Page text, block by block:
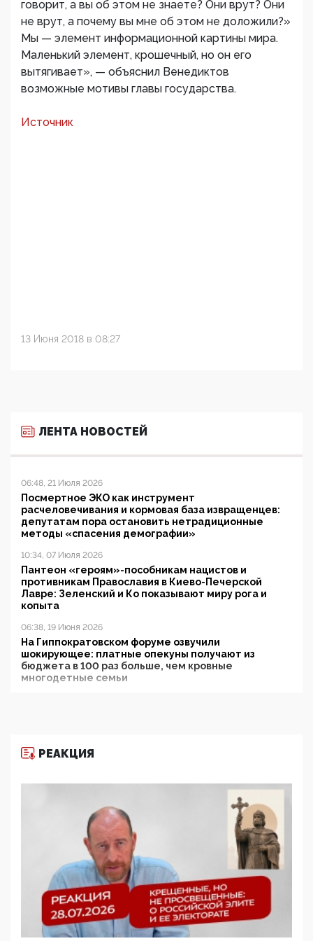
говорит, а вы об этом не знаете? Они врут? Они
не врут, а почему вы мне об этом не доложили?»
Мы — элемент информационной картины мира.
Маленький элемент, крошечный, но он его
вытягивает», — объяснил Венедиктов
возможные мотивы главы государства.
Источник
13 Июня 2018 в 08:27
ЛЕНТА НОВОСТЕЙ
06:48, 21 Июля 2026
Посмертное ЭКО как инструмент
расчеловечивания и кормовая база извращенцев:
депутатам пора остановить нетрадиционные
методы «спасения демографии»
10:34, 07 Июля 2026
Пантеон «героям»-пособникам нацистов и
противникам Православия в Киево-Печерской
Лавре: Зеленский и Ко показывают миру рога и
копыта
06:38, 19 Июня 2026
На Гиппократовском форуме озвучили
шокирующее: платные опекуны получают из
бюджета в 100 раз больше, чем кровные
многодетные семьи
11:53, 09 Июня 2026
деятельность ИИТО ЮНЕСКО в России, но
цифроглобалисты продолжают определять
повестку в образовании
09:43, 01 Июня 2026
5G за счет здоровья граждан: Минцифры намерено
отобрать у регионов и муниципалитетов право
защищать жилые дома и социальные объекты от
05:58, 26 Мая 2026
Роскомнадзор освободили от борца с
деструктивным и опасным контентом
РЕАКЦИЯ